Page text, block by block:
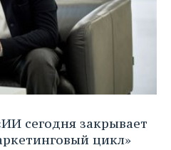
сегодня закрывает
цикл»